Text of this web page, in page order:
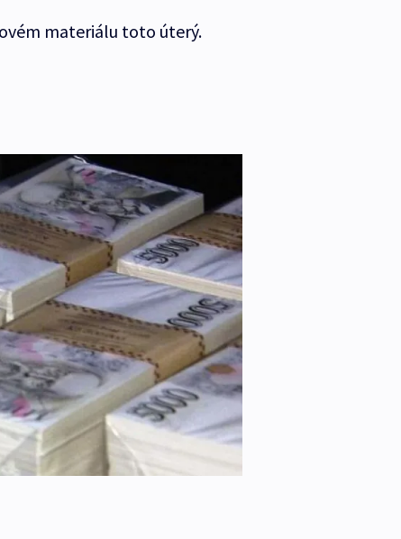
materiálu toto úterý.